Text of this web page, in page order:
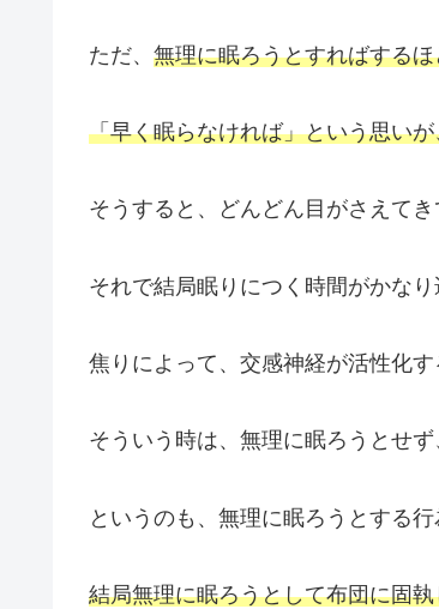
ただ、 無理に眠ろうとすればする
「早く眠らなければ」という思い
そうすると、どんどん目がさえて
それで結局眠りにつく時間がかな
焦りによって、交感神経が活性化す
そういう時は、無理に眠ろうとせ
というのも、無理に眠ろうとする
結局無理に眠ろうとして布団に固